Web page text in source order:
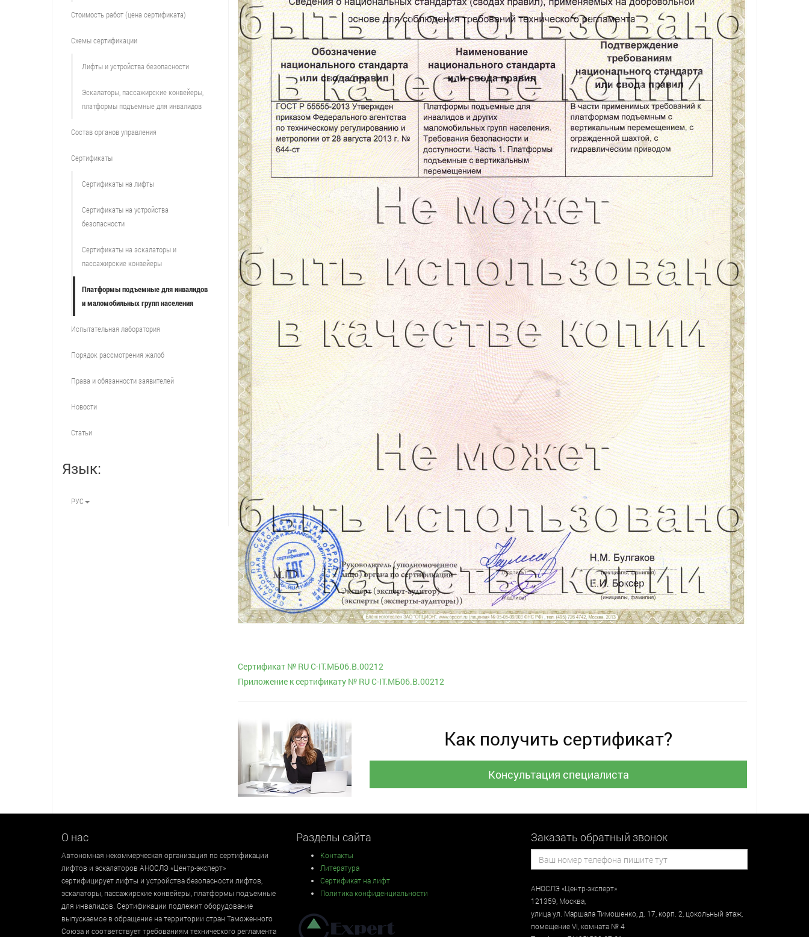
Сертификат № RU С-IT.МБ06.B.00212
Приложение к сертификату № RU С-IT.МБ06.B.00212
Как получить сертификат?
Консультация специалиста
Стоимость работ (цена сертификата)
Схемы сертификации
Лифты и устройства безопасности
Эскалаторы, пассажирские конвейеры,
платформы подъемные для инвалидов
Состав органов управления
Сертификаты
Сертификаты на лифты
Сертификаты на устройства
безопасности
Сертификаты на эскалаторы и
пассажирские конвейеры
Платформы подъемные для инвалидов
и маломобильных групп населения
Испытательная лаборатория
Порядок рассмотрения жалоб
Права и обязанности заявителей
Новости
Статьи
Язык:
РУС
О нас
Автономная некоммерческая организация по сертификации
лифтов и эскалаторов АНОСЛЭ «Центр-эксперт»
сертифицирует лифты и устройства безопасности лифтов,
эскалаторы, пассажирские конвейеры, платформы подъемные
для инвалидов. Сертификации подлежит оборудование
выпускаемое в обращение на территории стран Таможенного
Союза и соответствует требованиям технического регламента
Разделы сайта
Контакты
Литература
Сертификат на лифт
Политика конфиденциальности
Заказать обратный звонок
АНОСЛЭ «Центр-эксперт»
121359, Москва,
улицаул. Маршала Тимошенко, д. 17, корп. 2, цокольный этаж,
помещение VI, комната № 4